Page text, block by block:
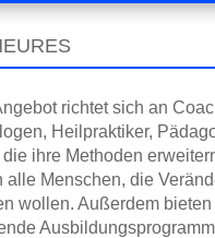
richtet sich an
Heilpraktiker,
die ihre Methoden
alle Menschen, die
wollen. Außerdem bieten